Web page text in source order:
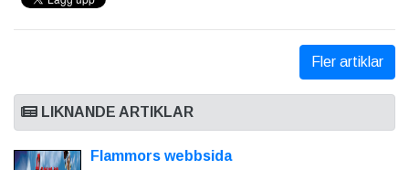
Fler artiklar
LIKNANDE ARTIKLAR
Flammors webbsida